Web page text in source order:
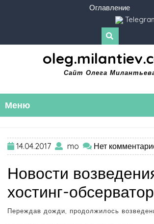
Оглавление
Сайт Олега
Меню
14.04.2017 mo Нет
Новости
хостинг-
Переждав дожди, продолжилось